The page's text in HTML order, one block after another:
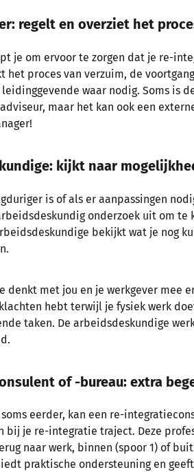
regelt en overziet het
je om ervoor te zorgen dat je re-
het proces van verzuim, de
waar nodig. Soms is
maar het kan ook een
kijkt naar
is of als er aanpassingen
onderzoek uit om
bekijkt wat je nog
denkt met jou en je werkgever mee
hebt terwijl je fysiek werk
taken. De arbeidsdeskundige
of -bureau: extra
eerder, kan een re-
bij je re-integratie traject. Deze
naar werk, binnen (spoor 1) of
praktische ondersteuning en